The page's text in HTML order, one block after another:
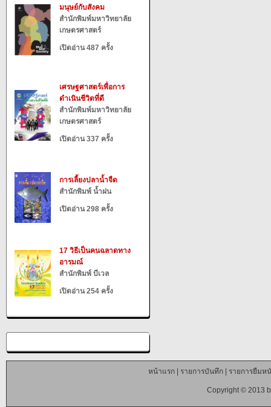
มนุษย์กับสังคม
สำนักพิมพ์มหาวิทยาลัย
เกษตรศาสตร์
เปิดอ่าน 487 ครั้ง
เศรษฐศาสตร์เพื่อการ
ดำเนินชีวิตที่ดี
สำนักพิมพ์มหาวิทยาลัย
เกษตรศาสตร์
เปิดอ่าน 337 ครั้ง
การเลี้ยงปลาน้ำจืด
สำนักพิมพ์ น้ำฝน
เปิดอ่าน 298 ครั้ง
17 วิธีเป็นคนฉลาดทาง
อารมณ์
สำนักพิมพ์ บีเวล
เปิดอ่าน 254 ครั้ง
หน้าแรก| รายการบันทึก| รายการยืมห
Copyright © 2013